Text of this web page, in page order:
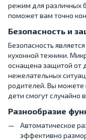
режим для различных
поможет вам точно
Безопасность и
Безопасность
кухонной техники.
оснащена защитой от
нежелательных
родителей. Вы можете
дети смогут случайно
Разнообразие
Автоматическое
эффективно